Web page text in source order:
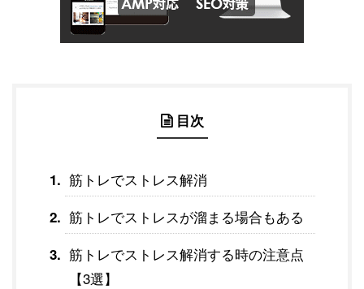
目次
筋トレでストレス解消
筋トレでストレスが溜まる場合もある
筋トレでストレス解消する時の注意点
【3選】